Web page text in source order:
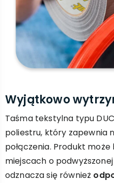
Wyjątkowo
Taśma tekstylna typu
poliestru, który zapewnia
połączenia. Produkt
miejscach o
odznacza się również